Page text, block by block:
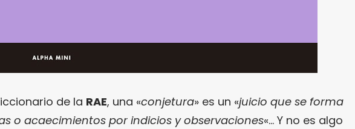
de la RAE, una «conjetura» es un «juicio que se forma
o acaecimientos por indicios y observaciones«… Y no es algo